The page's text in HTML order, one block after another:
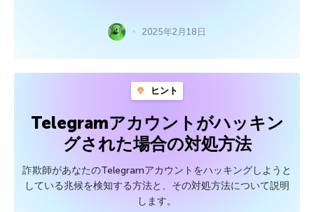
2025年2月18日
ヒント
Telegramアカウントがハッキン
グされた場合の対処方法
詐欺師があなたのTelegramアカウントをハッキングしようと
している兆候を検知する方法と、その対処方法について説明
します。